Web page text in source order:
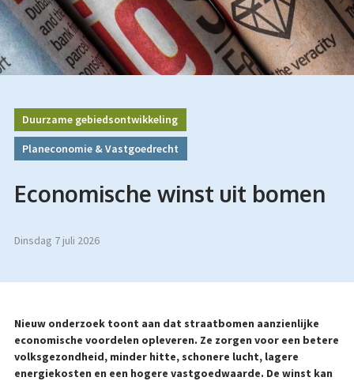
Duurzame gebiedsontwikkeling
Planeconomie & Vastgoedrecht
Economische winst uit bomen
dinsdag 7 juli 2026
Nieuw onderzoek toont aan dat straatbomen aanzienlijke
economische voordelen opleveren. Ze zorgen voor een betere
volksgezondheid, minder hitte, schonere lucht, lagere
energiekosten en een hogere vastgoedwaarde. De winst kan